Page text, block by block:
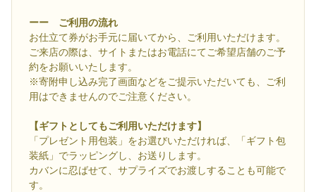
ーー ご利用の流れ
お仕立て券がお手元に届いてから、ご利用いただけます。
ご来店の際は、サイトまたはお電話にてご希望店舗のご予
約をお願いいたします。
※寄附申し込み完了画面などをご提示いただいても、ご利
用はできませんのでご注意ください。
【ギフトとしてもご利用いただけます】
「プレゼント用包装」をお選びいただければ、「ギフト包
装紙」でラッピングし、お送りします。
カバンに忍ばせて、サプライズでお渡しすることも可能で
す。